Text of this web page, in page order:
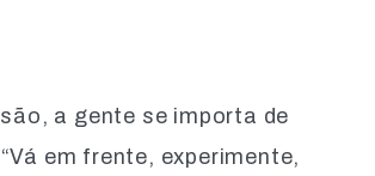
a gente se importa de
em frente, experimente,